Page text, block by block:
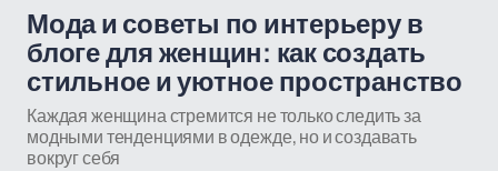
Мода и советы по интерьеру в
блоге для женщин: как создать
стильное и уютное пространство
Каждая женщина стремится не только следить за
модными тенденциями в одежде, но и создавать
вокруг себя